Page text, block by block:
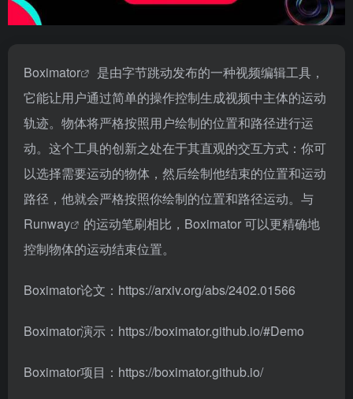
Boximator
是由字节跳动发布的一种视频编辑工具，
它能让用户通过简单的操作控制生成视频中主体的运动
轨迹。物体将严格按照用户绘制的位置和路径进行运
动。这个工具的创新之处在于其直观的交互方式：你可
以选择需要运动的物体，然后绘制他结束的位置和运动
路径，他就会严格按照你绘制的位置和路径运动。与
Runway
的运动笔刷相比，Boximator 可以更精确地
控制物体的运动结束位置。
Boximator论文：https://arxiv.org/abs/2402.01566
Boximator演示：https://boximator.github.io/#Demo
Boximator项目：https://boximator.github.io/